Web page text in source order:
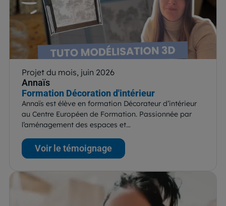
Projet du mois, juin 2026
Annaïs
Formation Décoration d'intérieur
Annaïs est élève en formation Décorateur d’intérieur
au Centre Européen de Formation. Passionnée par
l’aménagement des espaces et…
Voir le témoignage